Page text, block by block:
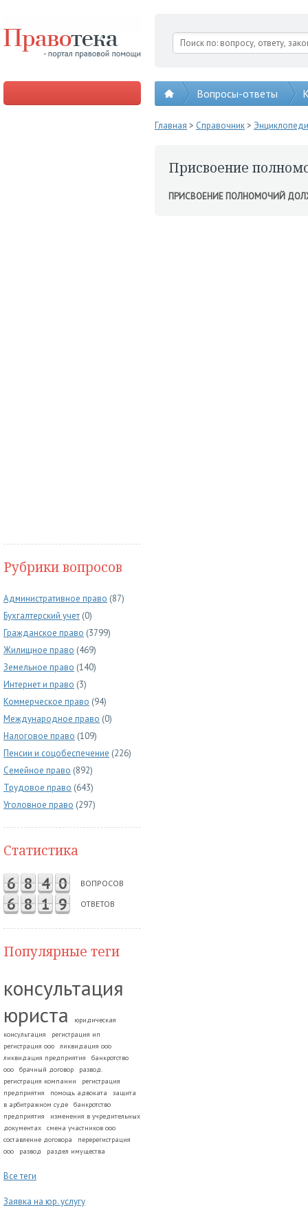
Вопросы-ответы
Рубрики вопросов
Административное право (87)
Бухгалтерский учет (0)
Гражданское право (3799)
Жилищное право (469)
Земельное право (140)
Интернет и право (3)
Коммерческое право (94)
Международное право (0)
Налоговое право (109)
Пенсии и соцобеспечение (226)
Семейное право (892)
Трудовое право (643)
Уголовное право (297)
Статистика
6 8 4 0 ВОПРОСОВ
6 8 1 9 ОТВЕТОВ
Популярные теги
консультация
юриста
юридическая
консультация
регистрация ип
регистрация ооо
ликвидация ооо
ликвидация предприятия
банкротство
ооо
брачный договор
развод.
регистрация компании
регистрация
предприятия
помощь адвоката
защита
в арбитражном суде
банкротство
предприятия
изменения в учредительных
документах
смена участников ооо
составление договора
перерегистрация
ооо
развод раздел имущества
Все теги
Заявка на юр. услугу
Главная > Справочник>
Присвоение
ПРИСВОЕНИЕ ПОЛНОМОЧИЙ